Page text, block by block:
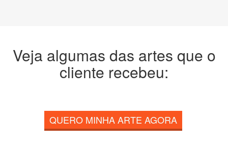
Veja algumas das artes que o
cliente recebeu:
QUERO MINHA ARTE AGORA